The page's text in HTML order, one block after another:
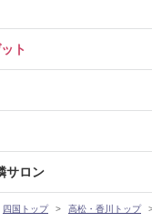
ト
サロン
四国トップ 高松・香川トップ